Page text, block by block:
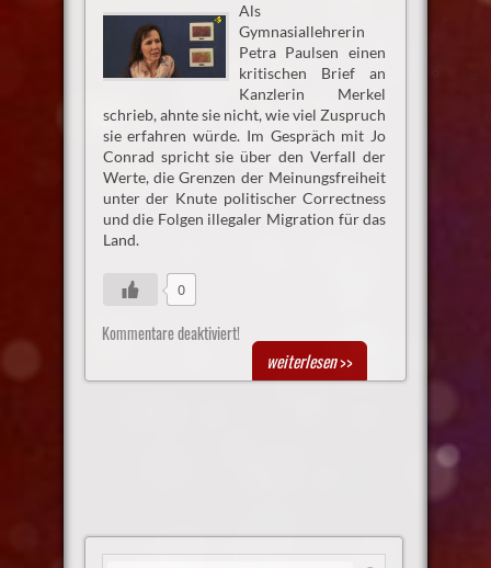
Als
Gymnasiallehrerin
Petra Paulsen einen
kritischen Brief an
Kanzlerin Merkel
schrieb, ahnte sie nicht, wie viel Zuspruch
sie erfahren würde. Im Gespräch mit Jo
Conrad spricht sie über den Verfall der
Werte, die Grenzen der Meinungsfreiheit
unter der Knute politischer Correctness
und die Folgen illegaler Migration für das
Land.
0
Kommentare deaktiviert!
weiterlesen>>